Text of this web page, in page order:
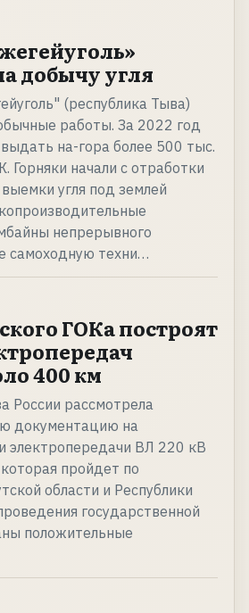
добычу угля
(республика Тыва)
работы. За 2022 год
на-гора более 500 тыс.
Горняки начали с отработки
угля под землей
непрерывного
самоходную техни…
ГОКа построят
400 км
России рассмотрела
документацию на
электропередачи ВЛ 220 кВ
пройдет по
области и Республики
государственной
положительные